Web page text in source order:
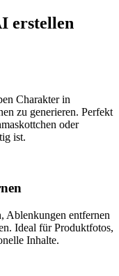
erstellen
Charakter in
zu generieren. Perfekt
oder
ist.
Ablenkungen entfernen
Ideal für Produktfotos,
Inhalte.